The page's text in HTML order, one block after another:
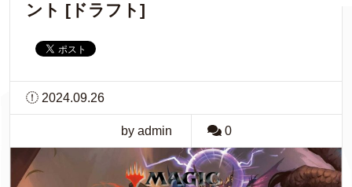
ント [ドラフト]
2024.09.26
by admin 0